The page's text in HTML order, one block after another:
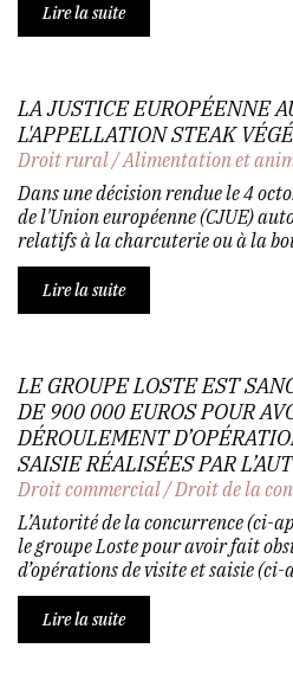
Lire la suite
LA JUSTICE EUROPÉENNE
L'APPELLATION STEAK
Droit rural/Alimentation et
Dans une décision rendue le 4
de l'Union européenne (CJUE)
relatifs à la charcuterie ou à la
Lire la suite
LE GROUPE LOSTE EST
DE 900 000 EUROS POUR
DÉROULEMENT
SAISIE RÉALISÉES PAR
Droit commercial/Droit de la
L’Autorité de la concurrence (ci-
le groupe Loste pour avoir fait
d’opérations de visite et saisie (ci-
Lire la suite